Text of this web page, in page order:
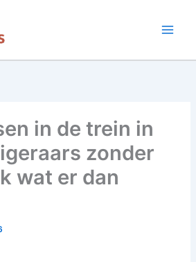
in de trein in
zonder
wat er dan